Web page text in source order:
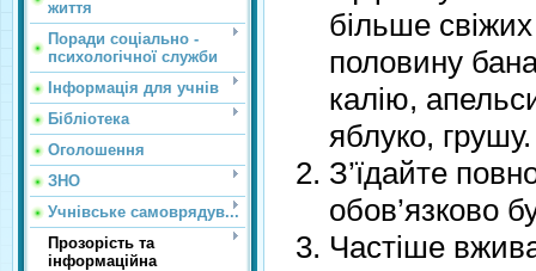
життя
Поради соціально -
психологічної служби
Інформація для учнів
Бібліотека
Оголошення
ЗНО
Учнівське самоврядув...
Прозорість та
інформаційна
більше
половину
калію,
яблуко, грушу.
З’їдайте
обов’язково
Частіше